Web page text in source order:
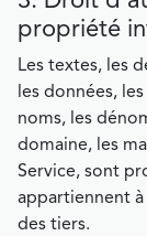
propriété
Les textes, les
les données,
noms, les
domaine, les
Service, sont
appartiennent à
des tiers.